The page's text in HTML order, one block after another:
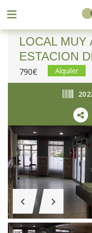
Saltar
contenido
Menu
LOCAL MUY
ESTACION
790€ Alquiler